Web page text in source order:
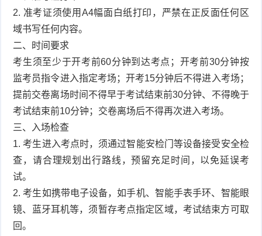
2. 准考证须使用A4幅面白纸打印，严禁在正反面任何区
域书写任何内容。
二、时间要求
考生须至少于开考前60分钟到达考点；开考前30分钟按
监考员指令进入指定考场；开考15分钟后不得进入考场；
提前交卷离场时间不得早于考试结束前30分钟、不得晚于
考试结束前10分钟；交卷离场后不得再次进入考场。
三、入场检查
1. 考生进入考点时，须通过智能安检门等设备接受安全检
查，请合理规划出行路线，预留充足时间，以免延误考
试。
2. 考生如携带电子设备，如手机、智能手表手环、智能眼
镜、蓝牙耳机等，须暂存考点指定区域，考试结束方可取
回。